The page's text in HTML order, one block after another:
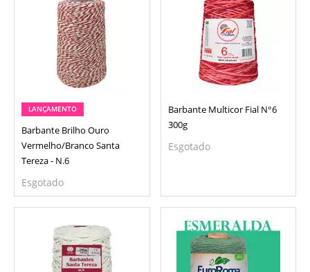
LANÇAMENTO
Barbante Brilho Ouro
Vermelho/Branco Santa
Tereza - N.6
Esgotado
Barbante Multicor Fial N°6
300g
Esgotado